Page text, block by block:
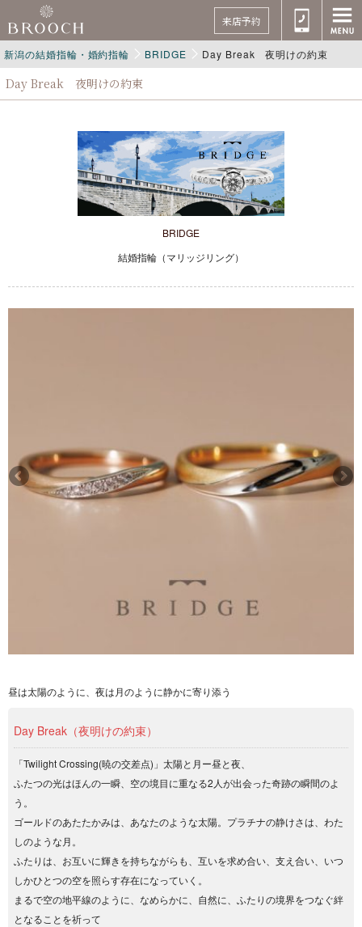
来店予約
新潟の結婚指輪・婚約指輪 BRIDGE Day Break 夜明けの約束
Day Break 夜明けの約束
BRIDGE
結婚指輪（マリッジリング）
昼は太陽のように、夜は月のように静かに寄り添う
Day Break（夜明けの約束）
「Twilight Crossing(暁の交差点)」太陽と月ー昼と夜、
ふたつの光はほんの一瞬、空の境目に重なる2人が出会った奇跡の瞬間のよ
う。
ゴールドのあたたかみは、あなたのような太陽。プラチナの静けさは、わた
しのような月。
ふたりは、お互いに輝きを持ちながらも、互いを求め合い、支え合い、いつ
しかひとつの空を照らす存在になっていく。
まるで空の地平線のように、なめらかに、自然に、ふたりの境界をつなぐ絆
となることを祈って